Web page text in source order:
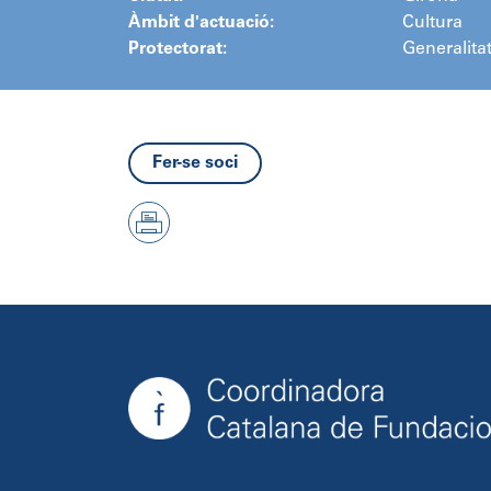
Àmbit d'actuació:
Cultura
Protectorat:
Fer-se soci